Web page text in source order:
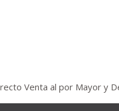
Venta al por Mayor y